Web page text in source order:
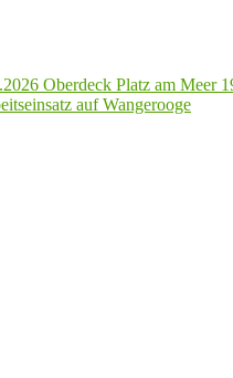
Oberdeck Platz am Meer
auf Wangerooge